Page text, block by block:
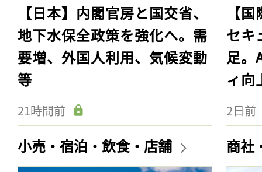
【日本】内閣官房と国交省、
地下水保全政策を強化へ。需
要増、外国人利用、気候変動
等
21時間前
【
セキ
足。
ィ向
2日前
小売・宿泊・飲食・店舗 商社